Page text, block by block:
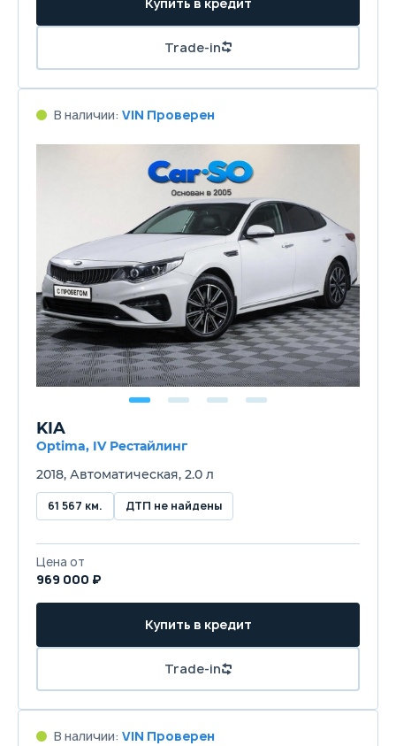
Trade-in
В наличии: VIN Проверен
KIA
Optima, IV Рестайлинг
2018, Автоматическая, 2.0 л
61 567 км. ДТП не найдены
Цена от
969 000 ₽
Купить в кредит
Trade-in
В наличии: VIN Проверен